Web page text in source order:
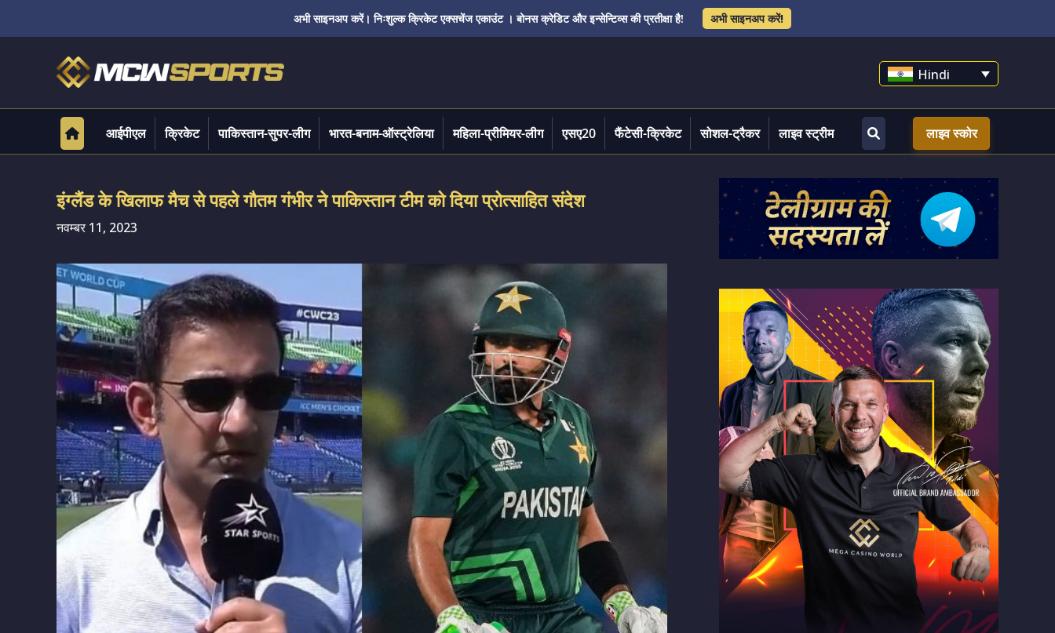
अभी साइनअप करें। निःशुल्क क्रिकेट एक्सचेंज एकाउंट । बोनस क्रेडिट और इन्सेन्टिव्स की प्रतीक्षा है! अभी साइनअप करें!
Hindi
आईपीएल क्रिकेट पाकिस्तान-सुपर-लीग भारत-बनाम-ऑस्ट्रेलिया महिला-प्रीमियर-लीग एसए20 फैंटेसी-क्रिकेट सोशल-ट्रैकर लाइव स्ट्रीम लाइव स्कोर
इंग्लैंड के खिलाफ मैच से पहले गौतम गंभीर ने पाकिस्तान टीम को दिया प्रोत्साहित संदेश
नवम्बर 11, 2023